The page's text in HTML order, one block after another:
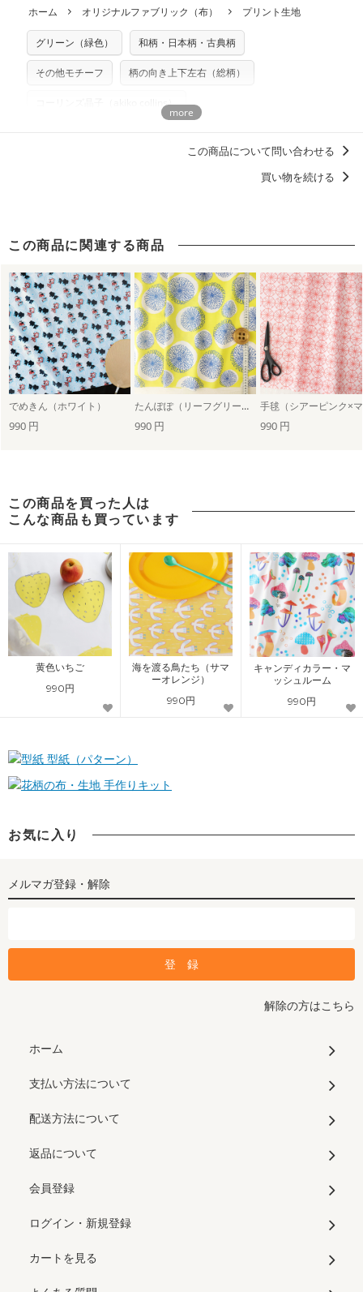
※カットを希望の方は備考欄に「50cmずつカット希望」など
ご記載ください（50cm単位でのカットのみ）
プリント布の仕様についてもっと詳しく見る
※配送日のご指定は承れません。出来上がり次第、順次発送
いませんのでご了承ください）
※有料型紙（ホームソーイング型紙シリーズ）および柄がえ
らべるキットに付属された型紙は商用利用できませんのでご
注意ください。型紙自体の転用・販売および型紙を使用して
商用利用についての詳細はこちら
ホーム オリジナルファブリック（布） プリント生地
グリーン（緑色） 和柄・日本柄・古典柄
その他モチーフ 柄の向き上下左右（総柄）
コーリンズ晶子（akiko collins）
この商品について問い合わせる
買い物を続ける
この商品に関連する商品
でめきん（ホワイト） たんぽぽ（リーフグリーン×ホワイト）
990 円 990 円 990 円
この商品を買った人は
こんな商品も買っています
黄色いちご
990円
海を渡る鳥たち（サマ
ーオレンジ）
990円
キャンディカラー・マ
ッシュルーム
990円
型紙（パターン）
手作りキット
お気に入り
メルマガ登録・解除
解除の方はこちら
ホーム
支払い方法について
配送方法について
返品について
会員登録
ログイン・新規登録
カートを見る